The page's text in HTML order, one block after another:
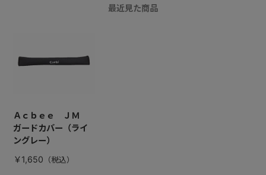
最近見た商品
Ａｃｂｅｅ ＪＭ
ガードカバー（ライ
ングレー）
￥1,650